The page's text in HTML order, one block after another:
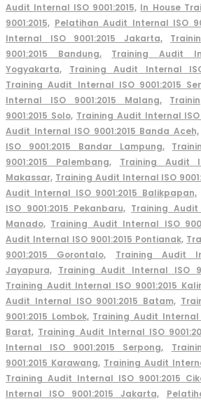
Audit Internal ISO 9001:2015, In House
9001:2015, Pelatihan Audit Internal ISO
Internal ISO 9001:2015 Jakarta,
9001:2015 Bandung,
Training Audit
Yogyakarta,
Training Audit Internal
Training Audit Internal ISO 9001:2015
Internal ISO 9001:2015 Malang,
9001:2015 Solo, Training Audit Internal ISO
Audit Internal ISO 9001:2015 Banda Aceh,
ISO 9001:2015 Bandar Lampung,
9001:2015 Palembang,
Training Audit
Makassar, Training Audit Internal ISO
Audit Internal ISO 9001:2015 Balikpapan,
ISO 9001:2015 Pekanbaru, Training Audit
Manado, Training Audit Internal ISO
Audit Internal ISO 9001:2015 Pontianak,
9001:2015 Gorontalo,
Training Audit
Jayapura, Training Audit Internal ISO
Training Audit Internal ISO 9001:2015
Audit Internal ISO 9001:2015 Batam,
9001:2015 Lombok, Training Audit Internal
Barat, Training Audit Internal ISO
Internal ISO 9001:2015 Serpong,
9001:2015 Karawang, Training Audit
Training Audit Internal ISO 9001:2015
Internal ISO 9001:2015 Jakarta,